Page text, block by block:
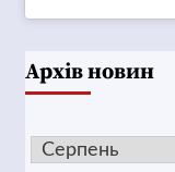
Архів новин